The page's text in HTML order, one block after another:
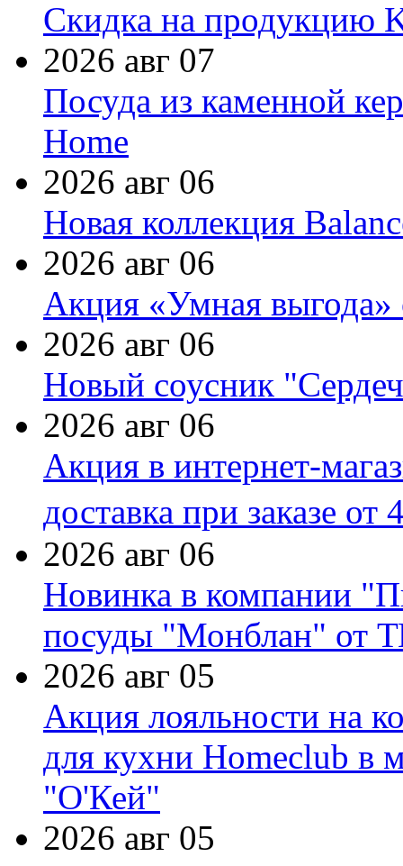
Скидка на продукцию
2026 авг 07
Посуда из каменной
Home
2026 авг 06
Новая коллекция
2026 авг 06
Акция «Умная выгода»
2026 авг 06
Новый соусник
2026 авг 06
Акция в интернет-
доставка при заказе от
2026 авг 06
Новинка в компании
посуды "Монблан" от
2026 авг 05
Акция лояльности на
для кухни Homeclub в
"О'Кей"
2026 авг 05